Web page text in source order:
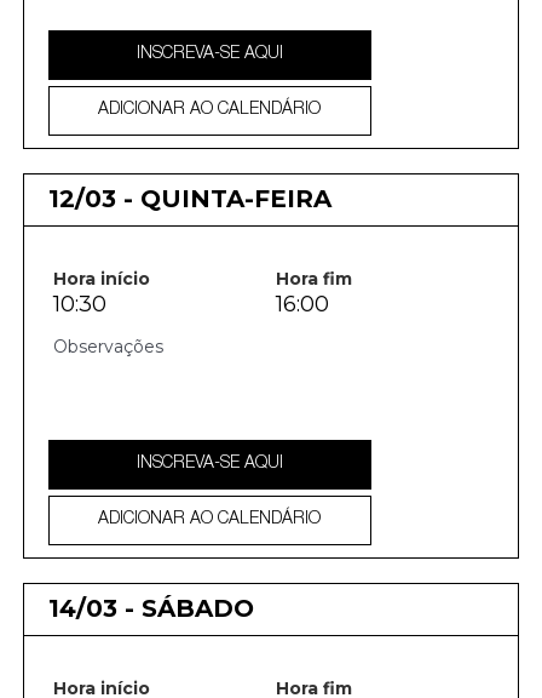
INSCREVA-SE AQUI
ADICIONAR AO CALENDÁRIO
12/03 - QUINTA-FEIRA
Hora início Hora fim
10:30 16:00
INSCREVA-SE AQUI
ADICIONAR AO CALENDÁRIO
14/03 - SÁBADO
Hora início Hora fim